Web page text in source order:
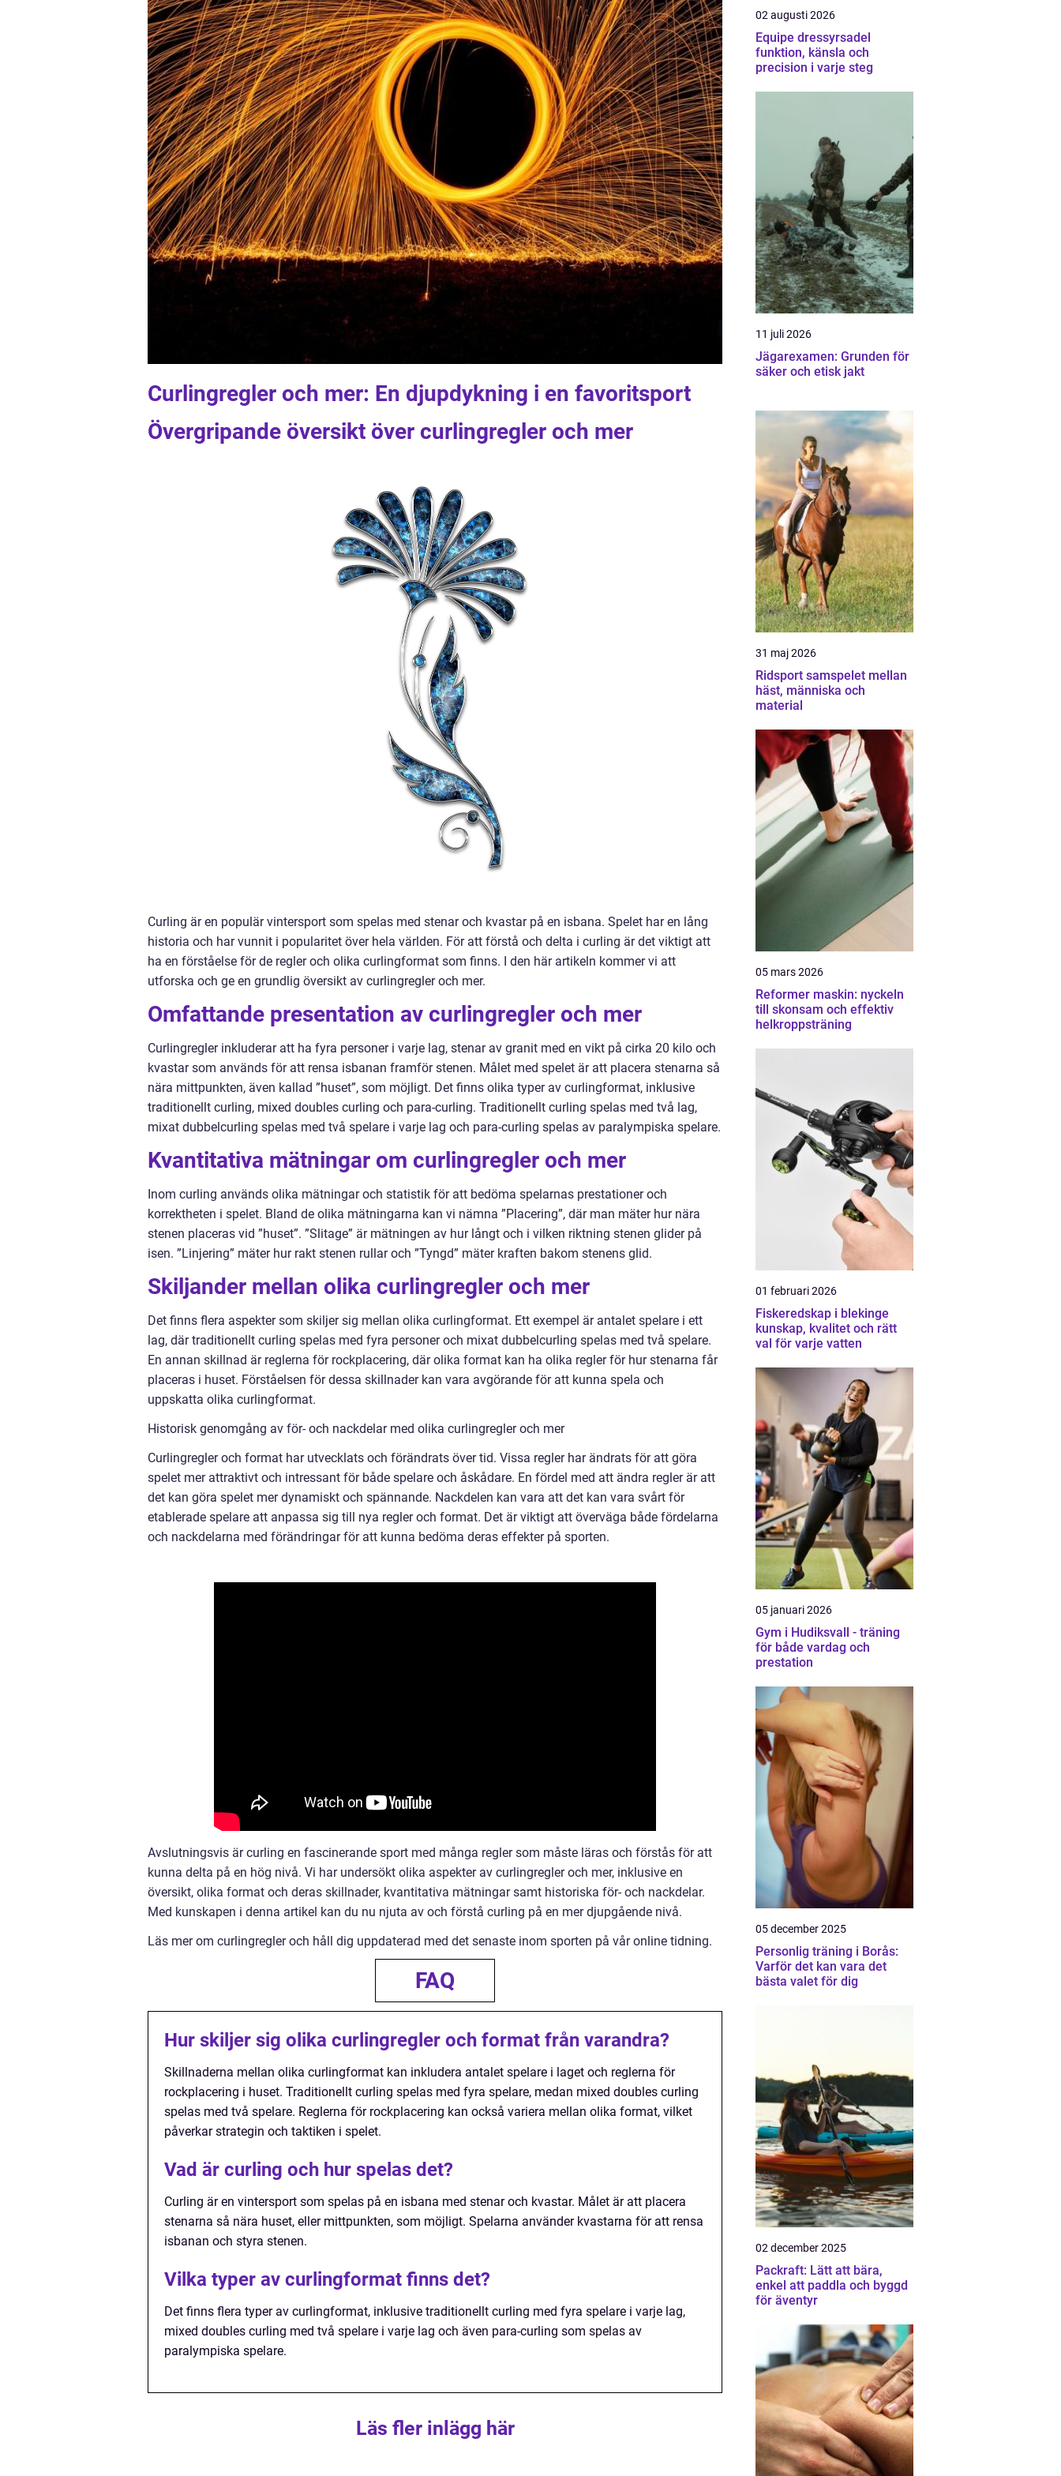
Curlingregler och mer: En djupdykning i en favoritsport
Övergripande översikt över curlingregler och mer
Curling är en populär vintersport som spelas med stenar och kvastar på en isbana. Spelet har en lång
historia och har vunnit i popularitet över hela världen. För att förstå och delta i curling är det viktigt att
ha en förståelse för de regler och olika curlingformat som finns. I den här artikeln kommer vi att
utforska och ge en grundlig översikt av curlingregler och mer.
Omfattande presentation av curlingregler och mer
Curlingregler inkluderar att ha fyra personer i varje lag, stenar av granit med en vikt på cirka 20 kilo och
kvastar som används för att rensa isbanan framför stenen. Målet med spelet är att placera stenarna så
nära mittpunkten, även kallad ”huset”, som möjligt. Det finns olika typer av curlingformat, inklusive
traditionellt curling, mixed doubles curling och para-curling. Traditionellt curling spelas med två lag,
mixat dubbelcurling spelas med två spelare i varje lag och para-curling spelas av paralympiska spelare.
Kvantitativa mätningar om curlingregler och mer
Inom curling används olika mätningar och statistik för att bedöma spelarnas prestationer och
korrektheten i spelet. Bland de olika mätningarna kan vi nämna ”Placering”, där man mäter hur nära
stenen placeras vid ”huset”. ”Slitage” är mätningen av hur långt och i vilken riktning stenen glider på
isen. ”Linjering” mäter hur rakt stenen rullar och ”Tyngd” mäter kraften bakom stenens glid.
Skiljander mellan olika curlingregler och mer
Det finns flera aspekter som skiljer sig mellan olika curlingformat. Ett exempel är antalet spelare i ett
lag, där traditionellt curling spelas med fyra personer och mixat dubbelcurling spelas med två spelare.
En annan skillnad är reglerna för rockplacering, där olika format kan ha olika regler för hur stenarna får
placeras i huset. Förståelsen för dessa skillnader kan vara avgörande för att kunna spela och
uppskatta olika curlingformat.
Historisk genomgång av för- och nackdelar med olika curlingregler och mer
Curlingregler och format har utvecklats och förändrats över tid. Vissa regler har ändrats för att göra
spelet mer attraktivt och intressant för både spelare och åskådare. En fördel med att ändra regler är att
det kan göra spelet mer dynamiskt och spännande. Nackdelen kan vara att det kan vara svårt för
etablerade spelare att anpassa sig till nya regler och format. Det är viktigt att överväga både fördelarna
och nackdelarna med förändringar för att kunna bedöma deras effekter på sporten.
Avslutningsvis är curling en fascinerande sport med många regler som måste läras och förstås för att
kunna delta på en hög nivå. Vi har undersökt olika aspekter av curlingregler och mer, inklusive en
översikt, olika format och deras skillnader, kvantitativa mätningar samt historiska för- och nackdelar.
Med kunskapen i denna artikel kan du nu njuta av och förstå curling på en mer djupgående nivå.
Läs mer om curlingregler och håll dig uppdaterad med det senaste inom sporten på vår online tidning.
FAQ
Hur skiljer sig olika curlingregler och format från varandra?
Skillnaderna mellan olika curlingformat kan inkludera antalet spelare i laget och reglerna för
rockplacering i huset. Traditionellt curling spelas med fyra spelare, medan mixed doubles curling
spelas med två spelare. Reglerna för rockplacering kan också variera mellan olika format, vilket
påverkar strategin och taktiken i spelet.
Vad är curling och hur spelas det?
Curling är en vintersport som spelas på en isbana med stenar och kvastar. Målet är att placera
stenarna så nära huset, eller mittpunkten, som möjligt. Spelarna använder kvastarna för att rensa
isbanan och styra stenen.
Vilka typer av curlingformat finns det?
Det finns flera typer av curlingformat, inklusive traditionellt curling med fyra spelare i varje lag,
mixed doubles curling med två spelare i varje lag och även para-curling som spelas av
paralympiska spelare.
Läs fler inlägg här
02 augusti 2026
Equipe dressyrsadel
funktion, känsla och
precision i varje steg
11 juli 2026
Jägarexamen: Grunden för
säker och etisk jakt
31 maj 2026
Ridsport samspelet mellan
häst, människa och
material
05 mars 2026
Reformer maskin: nyckeln
till skonsam och effektiv
helkroppsträning
01 februari 2026
Fiskeredskap i blekinge
kunskap, kvalitet och rätt
val för varje vatten
05 januari 2026
Gym i Hudiksvall - träning
för både vardag och
prestation
05 december 2025
Personlig träning i Borås:
Varför det kan vara det
bästa valet för dig
02 december 2025
Packraft: Lätt att bära,
enkel att paddla och byggd
för äventyr